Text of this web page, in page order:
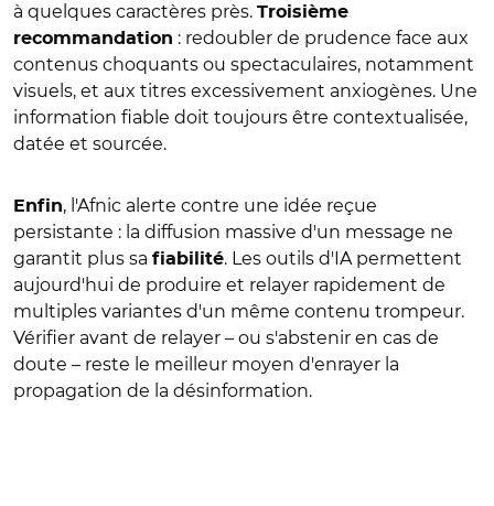
à quelques caractères près. Troisième
recommandation : redoubler de prudence face aux
contenus choquants ou spectaculaires, notamment
visuels, et aux titres excessivement anxiogènes. Une
information fiable doit toujours être contextualisée,
datée et sourcée.
Enfin, l'Afnic alerte contre une idée reçue
persistante : la diffusion massive d'un message ne
garantit plus sa fiabilité. Les outils d'IA permettent
aujourd'hui de produire et relayer rapidement de
multiples variantes d'un même contenu trompeur.
Vérifier avant de relayer – ou s'abstenir en cas de
doute – reste le meilleur moyen d'enrayer la
propagation de la désinformation.